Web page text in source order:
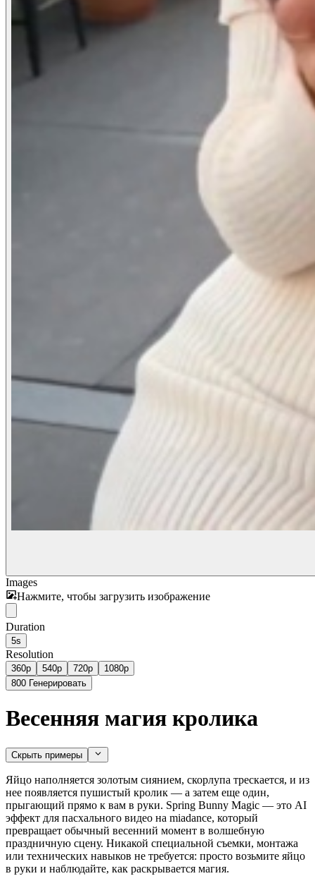
Images
Нажмите, чтобы загрузить изображение
Duration
5s
Resolution
360p 540p 720p
1080p
800 Генерировать
Весенняя магия кролика
Скрыть примеры
Яйцо наполняется золотым сиянием, скорлупа трескается, и из
нее появляется пушистый кролик — а затем еще один,
прыгающий прямо к вам в руки. Spring Bunny Magic — это AI
эффект для пасхального видео на miadance, который
превращает обычный весенний момент в волшебную
праздничную сцену. Никакой специальной съемки, монтажа
или технических навыков не требуется: просто возьмите яйцо
в руки и наблюдайте, как раскрывается магия.